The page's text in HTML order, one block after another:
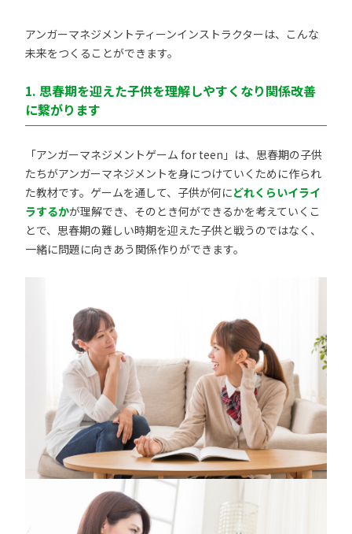
アンガーマネジメントティーンインストラクターは、こんな
未来をつくることができます。
1. 思春期を迎えた子供を理解しやすくなり関係改善
に繋がります
「アンガーマネジメントゲーム for teen」は、思春期の子供
たちがアンガーマネジメントを身につけていくために作られ
た教材です。ゲームを通して、子供が何にどれくらいイライ
ラするかが理解でき、そのとき何ができるかを考えていくこ
とで、思春期の難しい時期を迎えた子供と戦うのではなく、
一緒に問題に向きあう関係作りができます。